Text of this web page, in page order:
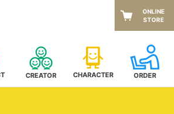
CREATOR CHARACTER ORDER
ONLINE
STORE